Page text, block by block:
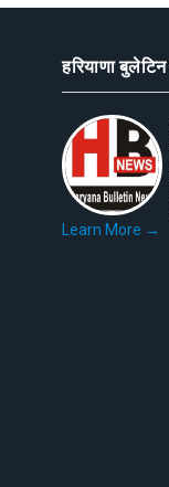
हरियाणा
Learn More →